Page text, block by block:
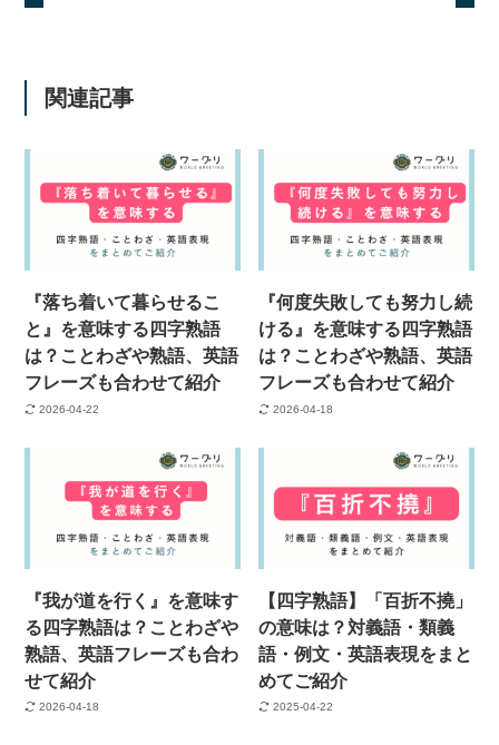
関連記事
『落ち着いて暮らせるこ
と』を意味する四字熟語
は？ことわざや熟語、英語
フレーズも合わせて紹介
2026-04-22
『何度失敗しても努力し続
ける』を意味する四字熟語
は？ことわざや熟語、英語
フレーズも合わせて紹介
2026-04-18
『我が道を行く』を意味す
る四字熟語は？ことわざや
熟語、英語フレーズも合わ
せて紹介
2026-04-18
【四字熟語】「百折不撓」
の意味は？対義語・類義
語・例文・英語表現をまと
めてご紹介
2025-04-22